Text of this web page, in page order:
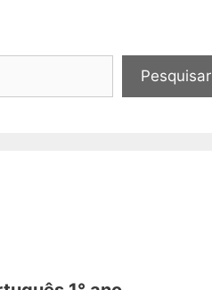
Pesquisar